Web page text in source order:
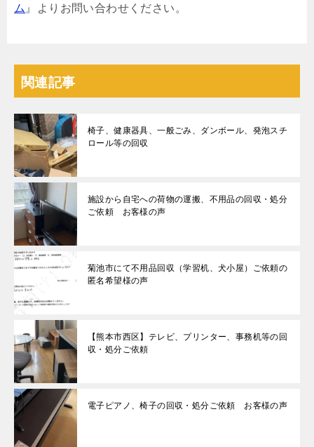
ム 』よりお問い合わせください。
関連記事
椅子、健康器具、一般ごみ、ダンボール、発泡スチ
ロール等の回収
施設から自宅への荷物の運搬、不用品の回収・処分
ご依頼 お客様の声
菊池市にて不用品回収（学習机、犬小屋）ご依頼の
匿名希望様の声
【熊本市西区】テレビ、プリンター、事務机等の回
収・処分ご依頼
電子ピアノ、椅子の回収・処分ご依頼 お客様の声